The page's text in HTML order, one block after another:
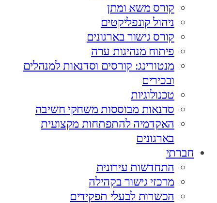
קורס משא ומתן
ניהול קונפליקטים
קורס גישור בארגונים
פיתוח מנהיגות ערה
מנטורינג: קורסים וסדנאות למנהלים
ובכירים
טכנולוגיות
סדנאות מבוססות משחקי חשיבה
האקדמיה להתפתחות מקצועית
בארגונים
חברתי
התחדשות עירונית
מרכזי גישור בקהילה
הכשרות לבעלי תפקידים